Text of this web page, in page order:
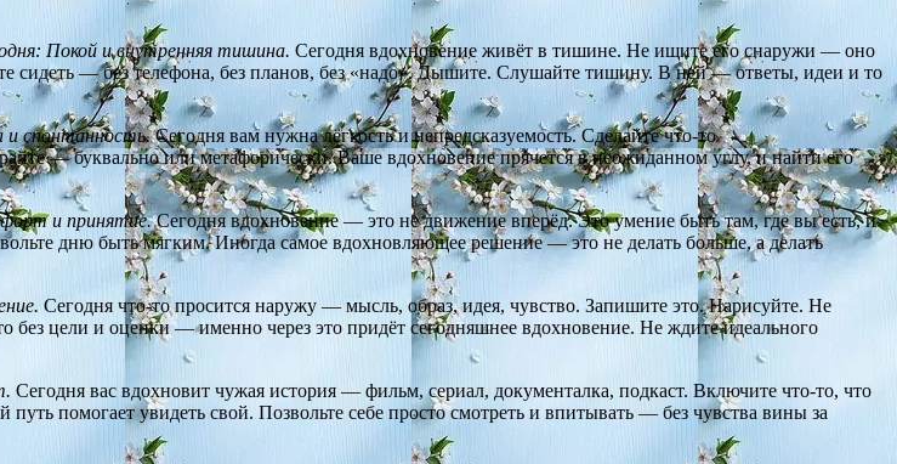
Покой и внутренняя тишина. Сегодня вдохновение живёт в тишине. Не ищите его снаружи — оно
сидеть — без телефона, без планов, без «надо». Дышите. Слушайте тишину. В ней — ответы, идеи и то
и спонтанность.Сегодня вам нужна лёгкость и непредсказуемость. Сделайте что-то
— буквально или метафорически. Ваше вдохновение прячется в неожиданном углу, и найти его
и принятие.Сегодня вдохновение — это не движение вперёд. Это умение быть там, где вы есть, и
дню быть мягким. Иногда самое вдохновляющее решение — это не делать больше, а делать
Сегодня что-то просится наружу — мысль, образ, идея, чувство. Запишите это. Нарисуйте. Не
цели и оценки — именно через это придёт сегодняшнее вдохновение. Не ждите идеального
Сегодня вас вдохновит чужая история — фильм, сериал, документалка, подкаст. Включите что-то, что
помогает увидеть свой. Позвольте себе просто смотреть и впитывать — без чувства вины за